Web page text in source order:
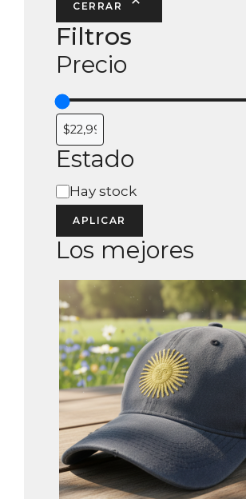
CERRAR
Filtros
Precio
Estado
Estado
Hay stock
APLICAR
Los mejores